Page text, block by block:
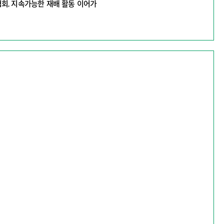
, 지속가능한 재배 활동 이어가